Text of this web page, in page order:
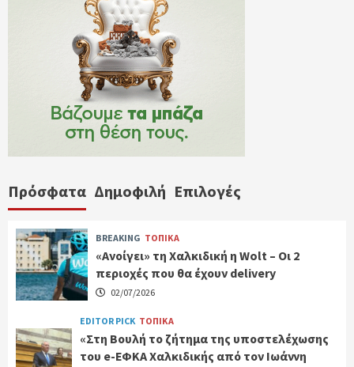
Πρόσφατα Δημοφιλή Επιλογές
BREAKING ΤΟΠΙΚΑ
«Ανοίγει» τη Χαλκιδική η Wolt – Οι 2
περιοχές που θα έχουν delivery
02/07/2026
EDITOR PICK ΤΟΠΙΚΑ
«Στη Βουλή το ζήτημα της υποστελέχωσης
του e-ΕΦΚΑ Χαλκιδικής από τον Ιωάννη